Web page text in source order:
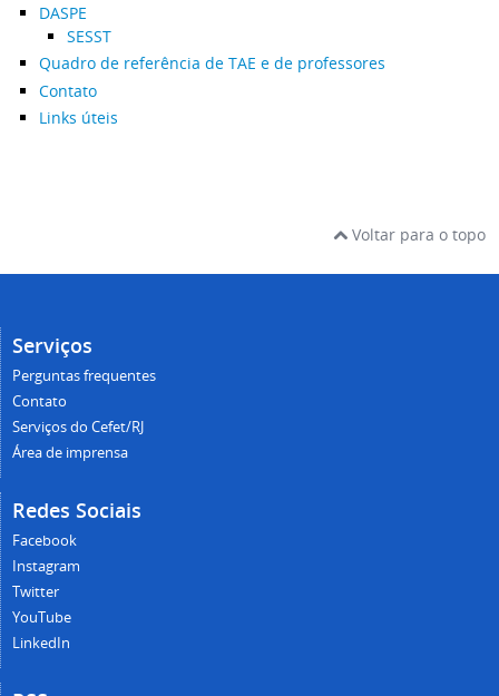
DASPE
SESST
Quadro de referência de TAE e de professores
Contato
Links úteis
Voltar para o topo
Serviços
Perguntas frequentes
Contato
Serviços do Cefet/RJ
Área de imprensa
Redes Sociais
Facebook
Instagram
Twitter
YouTube
LinkedIn